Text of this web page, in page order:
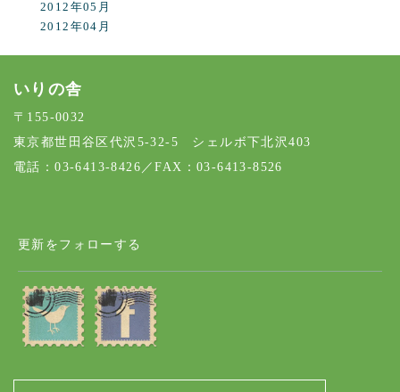
2012年05月
2012年04月
いりの舎
〒155-0032
東京都世田谷区代沢5-32-5 シェルボ下北沢403
電話：03-6413-8426／FAX：03-6413-8526
更新をフォローする